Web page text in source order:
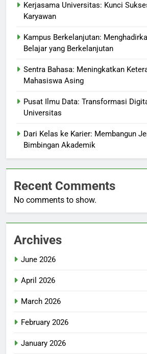
Kerjasama Universitas: Kunci
Karyawan
Kampus Berkelanjutan:
Belajar yang Berkelanjutan
Sentra Bahasa: Meningkatkan
Mahasiswa Asing
Pusat Ilmu Data: Transformasi
Universitas
Dari Kelas ke Karier: Membangun
Bimbingan Akademik
Recent Comments
No comments to show.
Archives
June 2026
April 2026
March 2026
February 2026
January 2026